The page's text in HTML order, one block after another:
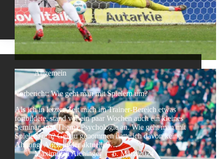
Allgemein
Vorbericht: Wie geht man mit Spielern um?
Als ich in letzter Zeit mich im Trainer-Bereich etwas
fortbildete, stand vor ein paar Wochen auch ein kleines
Seminar zum Thema Psychologie an. Wie geht man mit
Spielern um? Genau genommen hatte ich davon keine
Ahnung. Auch in der aktuellen…
Maximilian Aichinger
6. März 2024